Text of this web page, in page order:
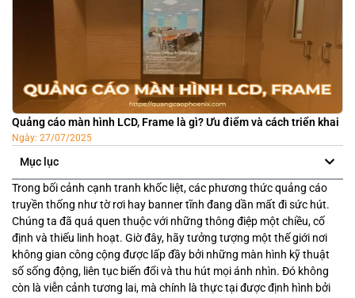
Quảng cáo màn hình LCD, Frame là gì? Ưu điểm và cách triển khai
Ngày: 27/07/2025
Mục lục
Trong bối cảnh cạnh tranh khốc liệt, các phương thức quảng cáo
truyền thống như tờ rơi hay banner tĩnh đang dần mất đi sức hút.
Chúng ta đã quá quen thuộc với những thông điệp một chiều, cố
định và thiếu linh hoạt. Giờ đây, hãy tưởng tượng một thế giới nơi
không gian công cộng được lấp đầy bởi những màn hình kỹ thuật
số sống động, liên tục biến đổi và thu hút mọi ánh nhìn. Đó không
còn là viễn cảnh tương lai, mà chính là thực tại được định hình bởi